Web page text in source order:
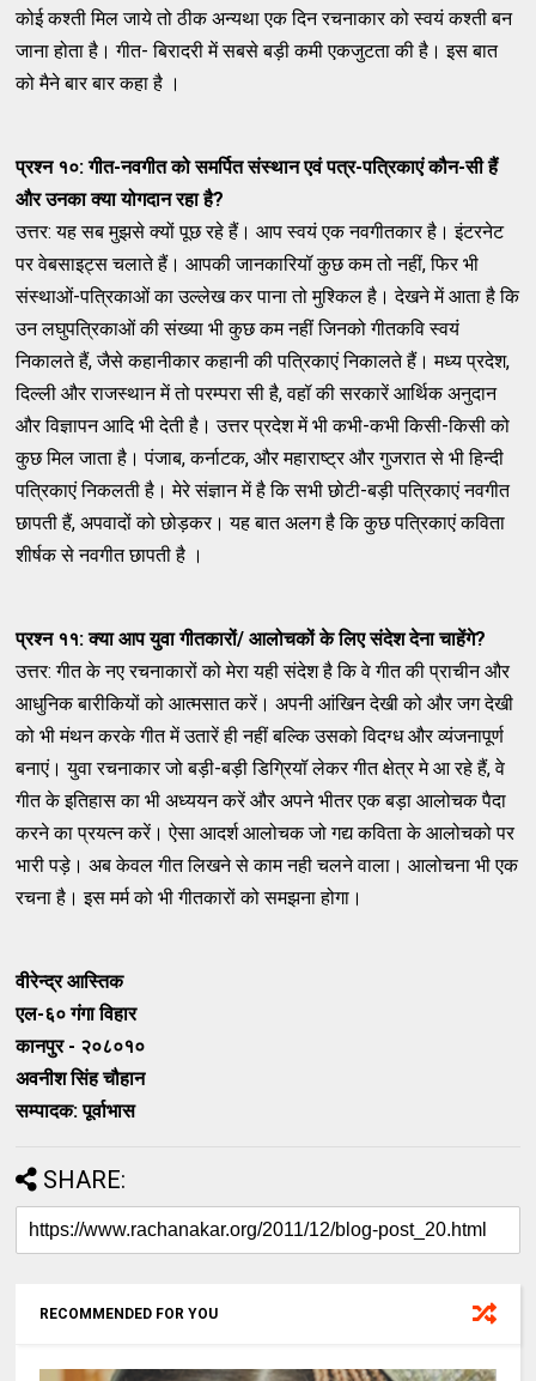
कोई कश्ती मिल जाये तो ठीक अन्यथा एक दिन रचनाकार को स्वयं कश्ती बन
जाना होता है। गीत- बिरादरी में सबसे बड़ी कमी एकजुटता की है। इस बात
को मैने बार बार कहा है ।
प्रश्न १०: गीत-नवगीत को समर्पित संस्थान एवं पत्र-पत्रिकाएं कौन-सी हैं
और उनका क्या योगदान रहा है?
उत्तर: यह सब मुझसे क्यों पूछ रहे हैं। आप स्वयं एक नवगीतकार है। इंटरनेट
पर वेबसाइट्स चलाते हैं। आपकी जानकारियॉ कुछ कम तो नहीं, फिर भी
संस्थाओं-पत्रिकाओं का उल्लेख कर पाना तो मुश्किल है। देखने में आता है कि
उन लघुपत्रिकाओं की संख्या भी कुछ कम नहीं जिनको गीतकवि स्वयं
निकालते हैं, जैसे कहानीकार कहानी की पत्रिकाएं निकालते हैं। मध्य प्रदेश,
दिल्ली और राजस्थान में तो परम्परा सी है, वहॉ की सरकारें आर्थिक अनुदान
और विज्ञापन आदि भी देती है। उत्तर प्रदेश में भी कभी-कभी किसी-किसी को
कुछ मिल जाता है। पंजाब, कर्नाटक, और महाराष्ट्र और गुजरात से भी हिन्दी
पत्रिकाएं निकलती है। मेरे संज्ञान में है कि सभी छोटी-बड़ी पत्रिकाएं नवगीत
छापती हैं, अपवादों को छोड़कर। यह बात अलग है कि कुछ पत्रिकाएं कविता
शीर्षक से नवगीत छापती है ।
प्रश्न ११: क्या आप युवा गीतकारों/ आलोचकों के लिए संदेश देना चाहेंगे?
उत्तर: गीत के नए रचनाकारों को मेरा यही संदेश है कि वे गीत की प्राचीन और
आधुनिक बारीकियों को आत्मसात करें। अपनी आंखिन देखी को और जग देखी
को भी मंथन करके गीत में उतारें ही नहीं बल्कि उसको विदग्ध और व्यंजनापूर्ण
बनाएं। युवा रचनाकार जो बड़ी-बड़ी डिग्रियॉ लेकर गीत क्षेत्र मे आ रहे हैं, वे
गीत के इतिहास का भी अध्ययन करें और अपने भीतर एक बड़ा आलोचक पैदा
करने का प्रयत्न करें। ऐसा आदर्श आलोचक जो गद्य कविता के आलोचको पर
भारी पड़े। अब केवल गीत लिखने से काम नही चलने वाला। आलोचना भी एक
रचना है। इस मर्म को भी गीतकारों को समझना होगा।
वीरेन्द्र आस्तिक
एल-६० गंगा विहार
कानपुर - २०८०१०
अवनीश सिंह चौहान
सम्पादक: पूर्वाभास
SHARE:
RECOMMENDED FOR YOU